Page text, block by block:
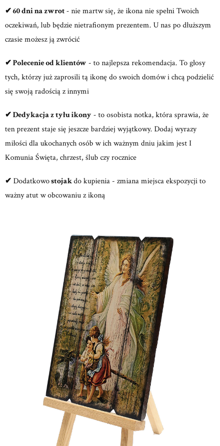
✔ 60 dni na zwrot- nie martw się, że ikona nie spełni Twoich
oczekiwań, lub będzie nietrafionym prezentem. U nas po dłuższym
czasie możesz ją zwrócić
✔ Polecenie od klientów- to najlepsza rekomendacja. To głosy
tych, którzy już zaprosili tą ikonę do swoich domów i chcą podzielić
się swoją radością z innymi
✔ Dedykacja z tyłu ikony- to osobista notka, która sprawia, że
ten prezent staje się jeszcze bardziej wyjątkowy. Dodaj wyrazy
miłości dla ukochanych osób w ich ważnym dniu jakim jest I
Komunia Święta, chrzest, ślub czy rocznice
✔ Dodatkowostojakdo kupienia - zmiana miejsca ekspozycji to
ważny atut w obcowaniu z ikoną